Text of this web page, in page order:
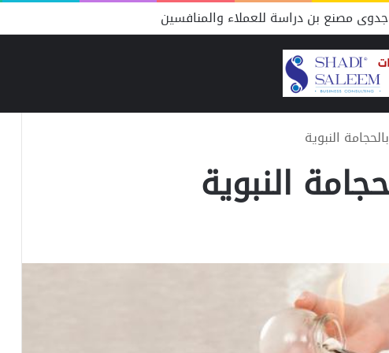
مصنع بن دراسة للعملاء والمنافسين
النبوية
النبوية